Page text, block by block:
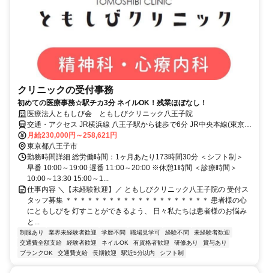
クリニックの受付事務
初めての医療事務☆駅チカ3分 ネイルOK！残業ほぼなし！
医療法人ともしび会 ともしびクリニック八王子院
交通・アクセス JR横浜線 八王子駅から徒歩で6分 JR中央本線(東京～
塩尻) 八王子駅から徒歩で6分 JR中央線(快速) 八王子駅から徒歩で6分
月給230,000円～258,621円
東京都八王子市
勤務時間詳細 総労働時間：1ヶ月あたり173時間30分 ＜シフト制＞
早番 10:00～19:00 遅番 11:00～20:00 ※休憩1時間 ＜診療時間＞
10:00～13:30 15:00～1...
仕事内容 ＼【未経験歓迎】／ ともしびクリニック八王子院の 受付ス
タッフ募集 ＊＊＊＊＊＊＊＊＊＊＊＊＊＊＊＊＊＊＊＊ 患者様の心
にともしびを 灯すことができるよう、 日々私たちは患者様のお悩み
と...
制服あり 業界未経験者歓迎 学歴不問 職場見学可 経験不問
未経験者歓迎
交通費全額支給
経験者歓迎 ネイルOK 有資格者歓迎 研修あり
賞与あり
ブランクOK
交通費支給 長期歓迎 駅近5分以内 シフト制